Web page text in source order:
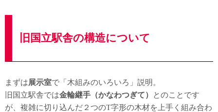
旧国立駅舎の構造について
まずは展示室で「木組みのいろいろ」説明。
旧国立駅舎では金輪継手（かなわつぎて）
とのことです
が、複雑に切り込んだ２つのT字形の木材を上手く組み合わ